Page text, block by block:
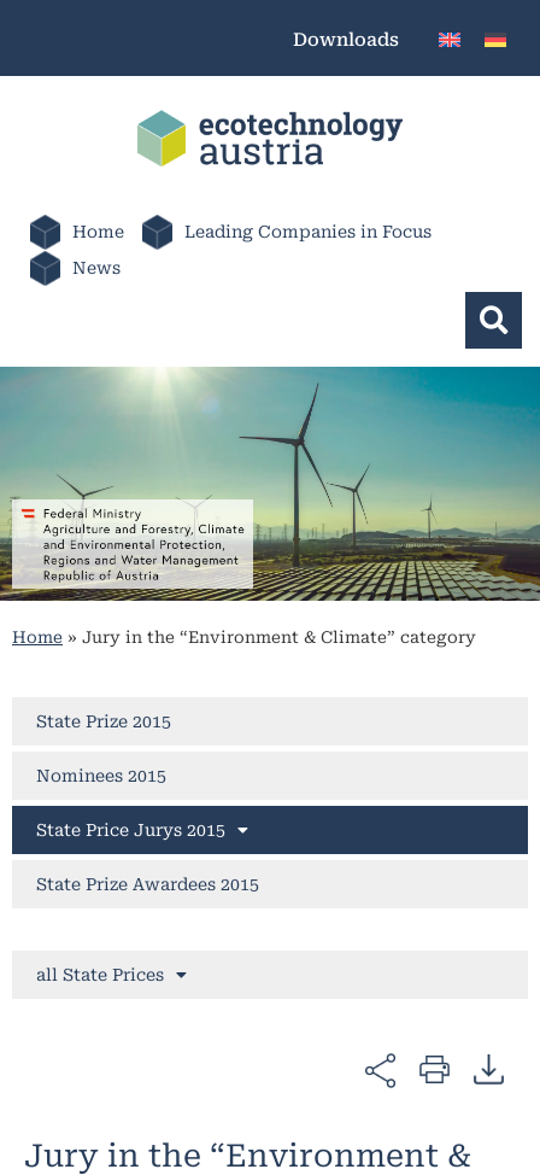
Downloads
Home
Leading Companies in Focus
News
Home » Jury in the “Environment & Climate” category
State Prize 2015
Nominees 2015
State Price Jurys 2015
State Prize Awardees 2015
all State Prices
Jury in the “Environment &